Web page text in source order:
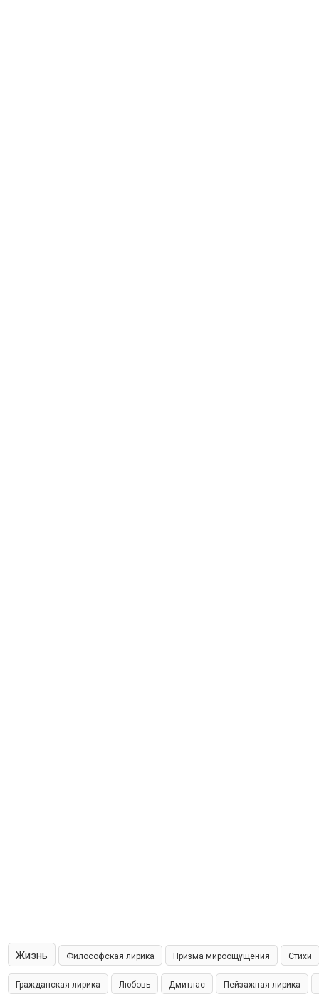
Жизнь Философская лирика Призма мироощущения Стихи
Гражданская лирика Любовь Дмитлас Пейзажная лирика